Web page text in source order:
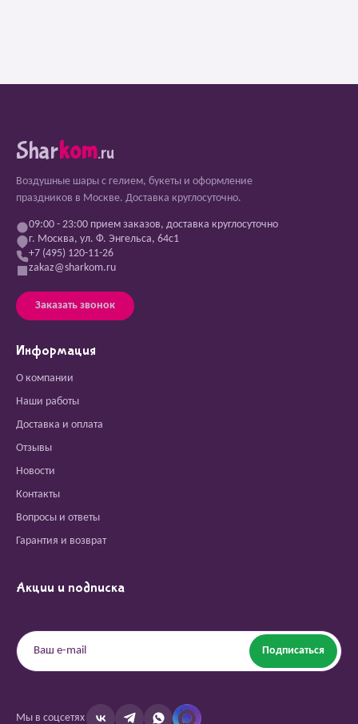
Sharkom.ru
Воздушные шары с гелием, букеты и оформление
праздников в Москве. Доставка круглосуточно.
09:00 - 23:00 прием заказов, доставка круглосуточно
г. Москва, ул. Ф. Энгельса, 64с1
+7 (495) 120-11-26
zakaz@sharkom.ru
Заказать звонок
Информация
О компании
Наши работы
Доставка и оплата
Отзывы
Новости
Контакты
Вопросы и ответы
Гарантия и возврат
Акции и подписка
Подписаться
Мы в соцсетях